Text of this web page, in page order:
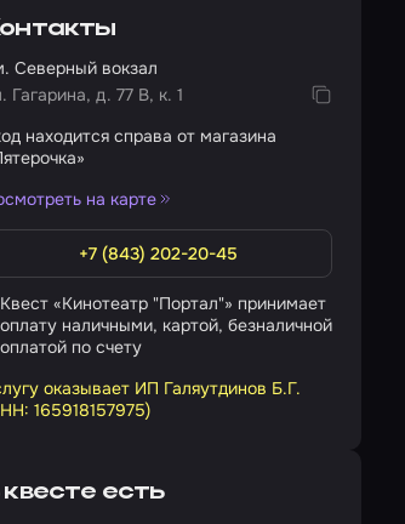
Северный вокзал
Гагарина, д. 77 В, к. 1
находится справа от магазина
на карте
+7 (843) 202-20-45
Квест «Кинотеатр "Портал"» принимает
оплату наличными, картой, безналичной
оплатой по счету
оказывает ИП Галяутдинов Б.Г.
165918157975)
квесте есть